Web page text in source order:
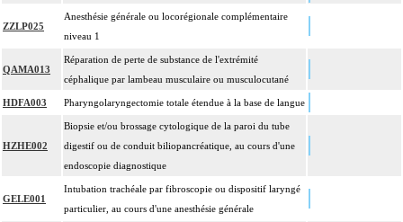
ZZLP025
Anesthésie générale ou locorégionale complémentaire
niveau 1
QAMA013
Réparation de perte de substance de l'extrémité
céphalique par lambeau musculaire ou musculocutané
HDFA003 Pharyngolaryngectomie totale étendue à la base de langue
HZHE002
Biopsie et/ou brossage cytologique de la paroi du tube
digestif ou de conduit biliopancréatique, au cours d'une
endoscopie diagnostique
GELE001
Intubation trachéale par fibroscopie ou dispositif laryngé
particulier, au cours d'une anesthésie générale